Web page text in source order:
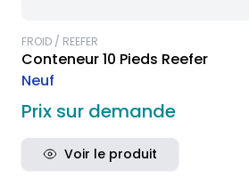
FROID / REEFER
Conteneur 10 Pieds Reefer
Neuf
Prix sur demande
Voir le produit